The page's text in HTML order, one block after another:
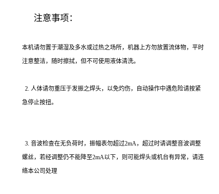
注意事项：
本机请勿置于潮湿及多水或过热之场所，机器上方勿放置流体物，平时
注意整洁，随时擦拭，但不可使用液体清洗。
2. 人体请勿重压于发振之焊头，以免灼伤，自动操作中遇危险请按紧
急停止按扭。
3. 音波检查在无负荷时，振幅表勿超过2mA，超过时请调整音波调整
螺丝，若经调整仍不能降至2mA以下，则可能焊头或机台有异常，请连
络本公司处理